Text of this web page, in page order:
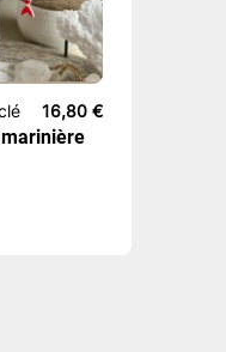
16,80 €